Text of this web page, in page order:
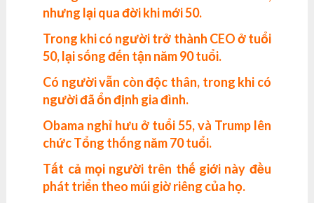
nhưng lại qua đời khi mới 50.
Trong khi có người trở thành CEO ở tuổi
50, lại sống đến tận năm 90 tuổi.
Có người vẫn còn độc thân, trong khi có
người đã ổn định gia đình.
Obama nghỉ hưu ở tuổi 55, và Trump lên
chức Tổng thống năm 70 tuổi.
Tất cả mọi người trên thế giới này đều
phát triển theo múi giờ riêng của họ.